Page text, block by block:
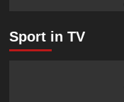
Sport in TV